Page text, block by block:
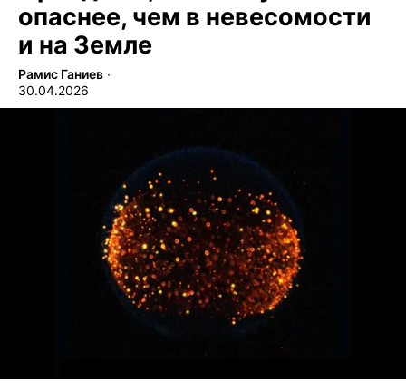
опаснее, чем в невесомости
и на Земле
Рамис Ганиев ∙
30.04.2026